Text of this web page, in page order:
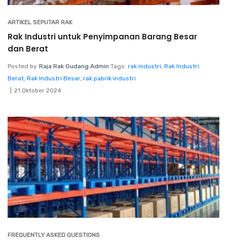
ARTIKEL SEPUTAR RAK
Rak Industri untuk Penyimpanan Barang Besar
dan Berat
Posted by Raja Rak Gudang Admin Tags: rak industri, Rak Industri
Berat, Rak Industri Besar, rak pabrik industri
21 Oktober 2024
FREQUENTLY ASKED QUESTIONS